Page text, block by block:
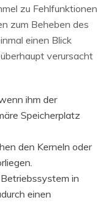
zu Fehlfunktionen
zum Beheben des
einen Blick
verursacht
ihm der
Speicherplatz
den Kerneln oder
in
einen